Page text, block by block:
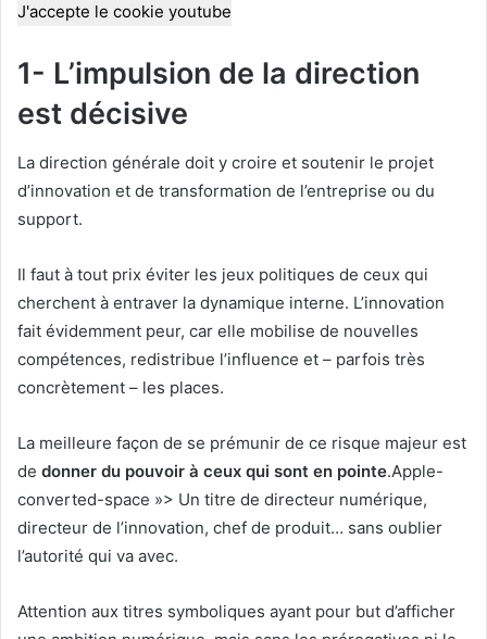
J'accepte le cookie youtube
1- L’impulsion de la direction
est décisive
La direction générale doit y croire et soutenir le projet
d’innovation et de transformation de l’entreprise ou du
support.
Il faut à tout prix éviter les jeux politiques de ceux qui
cherchent à entraver la dynamique interne. L’innovation
fait évidemment peur, car elle mobilise de nouvelles
compétences, redistribue l’influence et – parfois très
concrètement – les places.
La meilleure façon de se prémunir de ce risque majeur est
de donner du pouvoir à ceux qui sont en pointe.Apple-
converted-space »> Un titre de directeur numérique,
directeur de l’innovation, chef de produit… sans oublier
l’autorité qui va avec.
Attention aux titres symboliques ayant pour but d’afficher